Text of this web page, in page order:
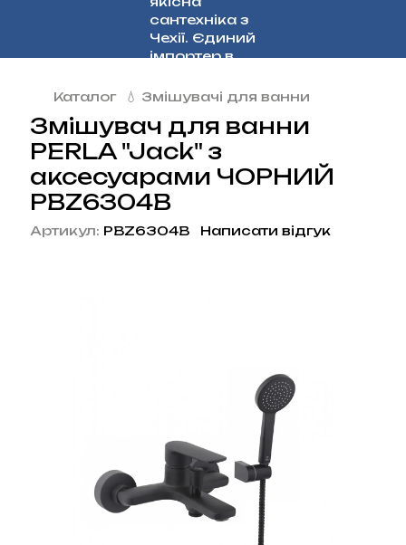
Каталог 💧 Змішувачі для ванни
Змішувач для ванни
PERLA "Jack" з
аксесуарами ЧОРНИЙ
PBZ6304B
Артикул: PBZ6304B Написати відгук